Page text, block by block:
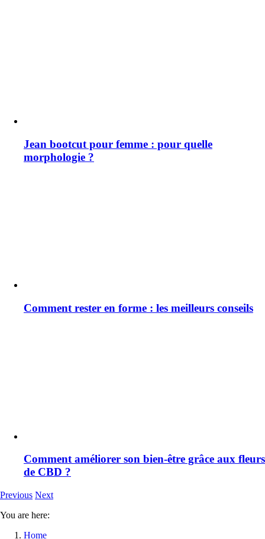
Jean bootcut pour femme : pour quelle
morphologie ?
Comment rester en forme : les meilleurs conseils
Comment améliorer son bien-être grâce aux fleurs
de CBD ?
Previous Next
You are here:
Home